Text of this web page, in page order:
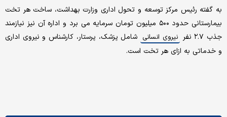
به گفته رئیس مرکز توسعه و تحول اداری وزارت بهداشت، ساخت هر تخت
بیمارستانی حدود ۵۰۰ میلیون تومان سرمایه می برد و اداره آن نیز نیازمند
جذب ۲.۷ نفر
نیروی انسانی شامل پزشک، پرستار، کارشناس و نیروی اداری
و خدماتی به ازای هر تخت است.